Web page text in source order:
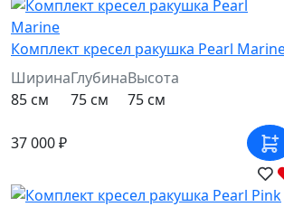
Комплект кресел ракушка Pearl
Ширина
85 см
Глубина
75 см
Высота
75 см
37 000 ₽